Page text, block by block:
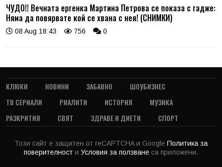
ЧУДО!! Вечната ергенка Мартина Петрова се показа с гадже:
Няма да повярвате кой се хвана с нея! (СНИМКИ)
08 Aug 18:43 756 0
КЛЮКИ НОВИНИ ЗАБАВНО
ШОУБИЗНЕС
ТВ СЕРИАЛИ
РИАЛИТИ ИСТОРИЯ
МУЗИКА
РАЗКРИТИЯ
СВЯТ ЗДРАВЕ И ДИЕТИ СПОРТ
Този сайт е защитен от reCAPTCHA и Google Политика за
поверителност и Условия за ползване са приложени.